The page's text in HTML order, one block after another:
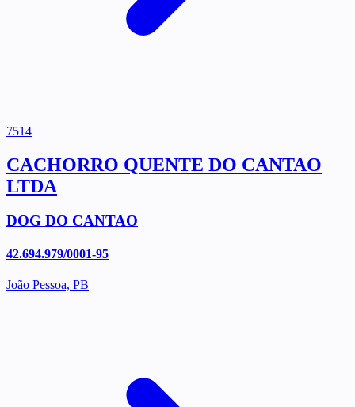
7514
CACHORRO QUENTE DO CANTAO
LTDA
DOG DO CANTAO
42.694.979/0001-95
João Pessoa, PB